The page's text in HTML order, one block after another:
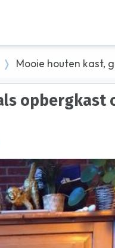
Mooie houten kast,